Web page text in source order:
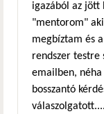
igazából az jött
"mentorom"
megbíztam és
rendszer testre
emailben, néha
bosszantó